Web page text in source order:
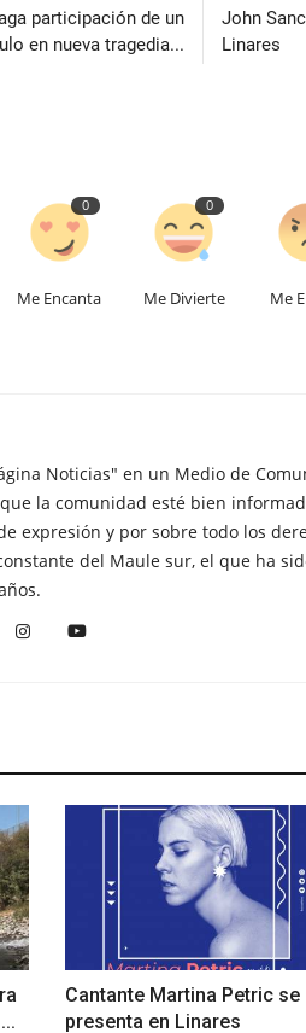
participación de un
en nueva tragedia...
John
Linares
0
Me Encanta
0
Me Divierte Me
Noticias" en un Medio de
la comunidad esté bien
expresión y por sobre todo los
del Maule sur, el que ha
Cantante Martina Petric se
presenta en Linares